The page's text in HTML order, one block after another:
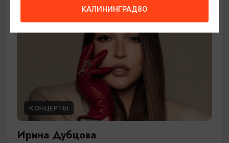
КОНЦЕРТЫ
Ирина Дубцова
КАЛИНИНГРАД80